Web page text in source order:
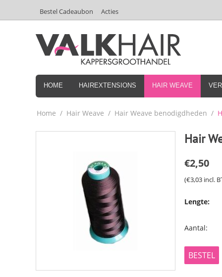
Bestel Cadeaubon Acties
HOME HAIREXTENSIONS HAIR WEAVE
Home / Hair Weave / Hair Weave benodigdheden /
Hair
€2,50
(€3,03 incl.
Lengte:
Aantal:
BESTEL